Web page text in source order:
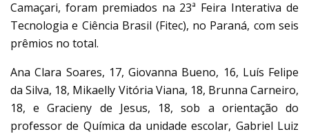
Camaçari, foram premiados na 23ª Feira Interativa de
Tecnologia e Ciência Brasil (Fitec), no Paraná, com seis
prêmios no total.
Ana Clara Soares, 17, Giovanna Bueno, 16, Luís Felipe
da Silva, 18, Mikaelly Vitória Viana, 18, Brunna Carneiro,
18, e Gracieny de Jesus, 18, sob a orientação do
professor de Química da unidade escolar, Gabriel Luiz